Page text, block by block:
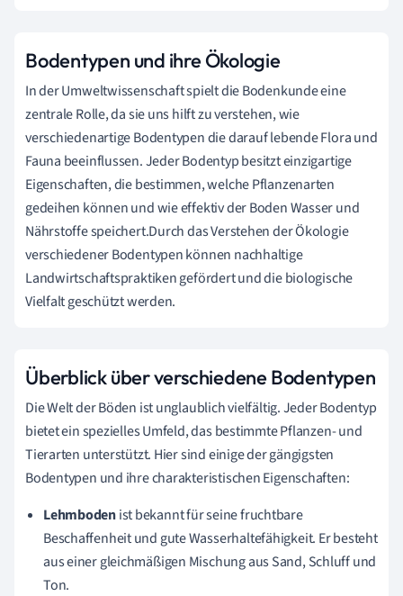
Bodentypen und ihre Ökologie
In der Umweltwissenschaft spielt die Bodenkunde eine
zentrale Rolle, da sie uns hilft zu verstehen, wie
verschiedenartige Bodentypen die darauf lebende Flora und
Fauna beeinflussen. Jeder Bodentyp besitzt einzigartige
Eigenschaften, die bestimmen, welche Pflanzenarten
gedeihen können und wie effektiv der Boden Wasser und
Nährstoffe speichert.Durch das Verstehen der Ökologie
verschiedener Bodentypen können nachhaltige
Landwirtschaftspraktiken gefördert und die biologische
Vielfalt geschützt werden.
Überblick über verschiedene Bodentypen
Die Welt der Böden ist unglaublich vielfältig. Jeder Bodentyp
bietet ein spezielles Umfeld, das bestimmte Pflanzen- und
Tierarten unterstützt. Hier sind einige der gängigsten
Bodentypen und ihre charakteristischen Eigenschaften:
Lehmbodenist bekannt für seine fruchtbare
Beschaffenheit und gute Wasserhaltefähigkeit. Er besteht
aus einer gleichmäßigen Mischung aus Sand, Schluff und
Ton.